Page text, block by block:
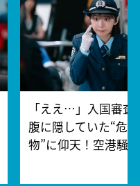
「ええ…」入国審査
腹に隠していた“危
物”に仰天！空港騒